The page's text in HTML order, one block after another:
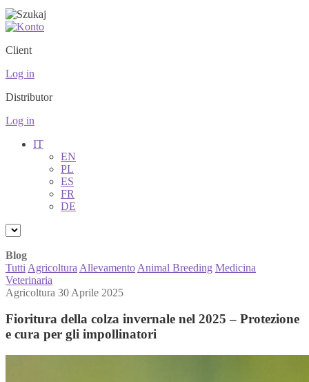
Client
Log in
Distributor
Log in
IT
EN
PL
ES
FR
DE
Blog
Tutti Agricoltura Allevamento Animal Breeding Medicina
Veterinaria
Agricoltura 30 Aprile 2025
Fioritura della colza invernale nel 2025 – Protezione
e cura per gli impollinatori